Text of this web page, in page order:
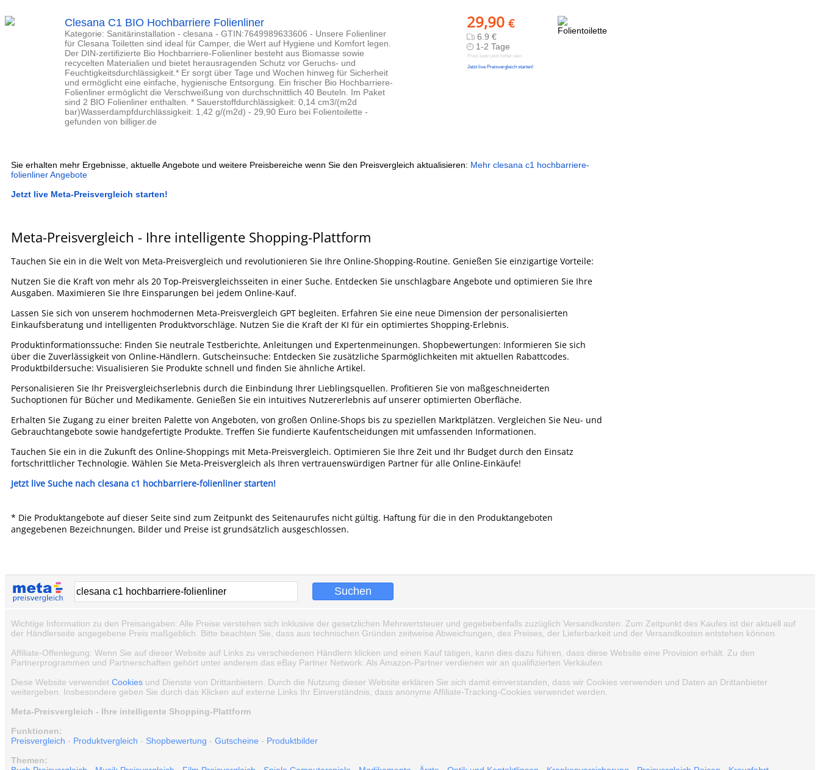
29,90 €
6.9 €
1-2 Tage
Preis kann jetzt höher sein
Jetzt live Preisvergleich starten!
Clesana C1 BIO Hochbarriere Folienliner
Kategorie: Sanitärinstallation - clesana - GTIN:7649989633606 - Unsere Folienliner
für Clesana Toiletten sind ideal für Camper, die Wert auf Hygiene und Komfort legen.
Der DIN-zertifizierte Bio Hochbarriere-Folienliner besteht aus Biomasse sowie
recycelten Materialien und bietet herausragenden Schutz vor Geruchs- und
Feuchtigkeitsdurchlässigkeit.* Er sorgt über Tage und Wochen hinweg für Sicherheit
und ermöglicht eine einfache, hygienische Entsorgung. Ein frischer Bio Hochbarriere-
Folienliner ermöglicht die Verschweißung von durchschnittlich 40 Beuteln. Im Paket
sind 2 BIO Folienliner enthalten. * Sauerstoffdurchlässigkeit: 0,14 cm3/(m2d
bar)Wasserdampfdurchlässigkeit: 1,42 g/(m2d) - 29,90 Euro bei Folientoilette -
gefunden von billiger.de
Sie erhalten mehr Ergebnisse, aktuelle Angebote und weitere Preisbereiche wenn Sie den Preisvergleich aktualisieren: Mehr clesana c1 hochbarriere-
folienliner Angebote
Jetzt live Meta-Preisvergleich starten!
Meta-Preisvergleich - Ihre intelligente Shopping-Plattform
Tauchen Sie ein in die Welt von Meta-Preisvergleich und revolutionieren Sie Ihre Online-Shopping-Routine. Genießen Sie einzigartige Vorteile:
Nutzen Sie die Kraft von mehr als 20 Top-Preisvergleichsseiten in einer Suche. Entdecken Sie unschlagbare Angebote und optimieren Sie Ihre
Ausgaben. Maximieren Sie Ihre Einsparungen bei jedem Online-Kauf.
Lassen Sie sich von unserem hochmodernen Meta-Preisvergleich GPT begleiten. Erfahren Sie eine neue Dimension der personalisierten
Einkaufsberatung und intelligenten Produktvorschläge. Nutzen Sie die Kraft der KI für ein optimiertes Shopping-Erlebnis.
Produktinformationssuche: Finden Sie neutrale Testberichte, Anleitungen und Expertenmeinungen. Shopbewertungen: Informieren Sie sich
über die Zuverlässigkeit von Online-Händlern. Gutscheinsuche: Entdecken Sie zusätzliche Sparmöglichkeiten mit aktuellen Rabattcodes.
Produktbildersuche: Visualisieren Sie Produkte schnell und finden Sie ähnliche Artikel.
Personalisieren Sie Ihr Preisvergleichserlebnis durch die Einbindung Ihrer Lieblingsquellen. Profitieren Sie von maßgeschneiderten
Suchoptionen für Bücher und Medikamente. Genießen Sie ein intuitives Nutzererlebnis auf unserer optimierten Oberfläche.
Erhalten Sie Zugang zu einer breiten Palette von Angeboten, von großen Online-Shops bis zu speziellen Marktplätzen. Vergleichen Sie Neu- und
Gebrauchtangebote sowie handgefertigte Produkte. Treffen Sie fundierte Kaufentscheidungen mit umfassenden Informationen.
Tauchen Sie ein in die Zukunft des Online-Shoppings mit Meta-Preisvergleich. Optimieren Sie Ihre Zeit und Ihr Budget durch den Einsatz
fortschrittlicher Technologie. Wählen Sie Meta-Preisvergleich als Ihren vertrauenswürdigen Partner für alle Online-Einkäufe!
Jetzt live Suche nach clesana c1 hochbarriere-folienliner starten!
* Die Produktangebote auf dieser Seite sind zum Zeitpunkt des Seitenaurufes nicht gültig. Haftung für die in den Produktangeboten
angegebenen Bezeichnungen, Bilder und Preise ist grundsätzlich ausgeschlossen.
Wichtige Information zu den Preisangaben: Alle Preise verstehen sich inklusive der gesetzlichen Mehrwertsteuer und gegebebenfalls zuzüglich Versandkosten. Zum Zeitpunkt des Kaufes ist der aktuell auf
der Händlerseite angegebene Preis maßgeblich. Bitte beachten Sie, dass aus technischen Gründen zeitweise Abweichungen, des Preises, der Lieferbarkeit und der Versandkosten entstehen können.
Affiliate-Offenlegung: Wenn Sie auf dieser Website auf Links zu verschiedenen Händlern klicken und einen Kauf tätigen, kann dies dazu führen, dass diese Website eine Provision erhält. Zu den
Partnerprogrammen und Partnerschaften gehört unter anderem das eBay Partner Network. Als Amazon-Partner verdienen wir an qualifizierten Verkäufen.
Diese Website verwendet Cookies und Dienste von Drittanbietern. Durch die Nutzung dieser Website erklären Sie sich damit einverstanden, dass wir Cookies verwenden und Daten an Drittanbieter
weitergeben. Insbesondere geben Sie durch das Klicken auf externe Links Ihr Einverständnis, dass anonyme Affiliate-Tracking-Cookies verwendet werden.
Meta-Preisvergleich - Ihre intelligente Shopping-Plattform
Funktionen:
Preisvergleich - Produktvergleich - Shopbewertung - Gutscheine - Produktbilder
Themen: